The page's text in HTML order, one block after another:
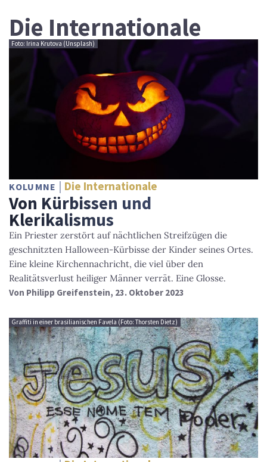
Die Internationale
Foto: Irina Krutova (Unsplash)
KOLUMNE Die Internationale
Von Kürbissen und
Klerikalismus
Ein Priester zerstört auf nächtlichen Streifzügen die
geschnitzten Halloween-Kürbisse der Kinder seines Ortes.
Eine kleine Kirchennachricht, die viel über den
Realitätsverlust heiliger Männer verrät. Eine Glosse.
Von Philipp Greifenstein, 23. Oktober 2023
Graffiti in einer brasilianischen Favela (Foto: Thorsten Dietz)